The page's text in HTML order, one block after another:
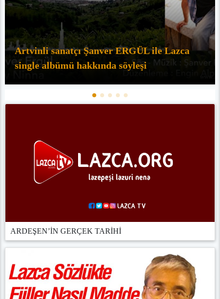
Artvinli sanatçı Şanver ERGÜL ile Lazca
single albümü hakkında söyleşi
ARDEŞEN’İN GERÇEK TARİHİ